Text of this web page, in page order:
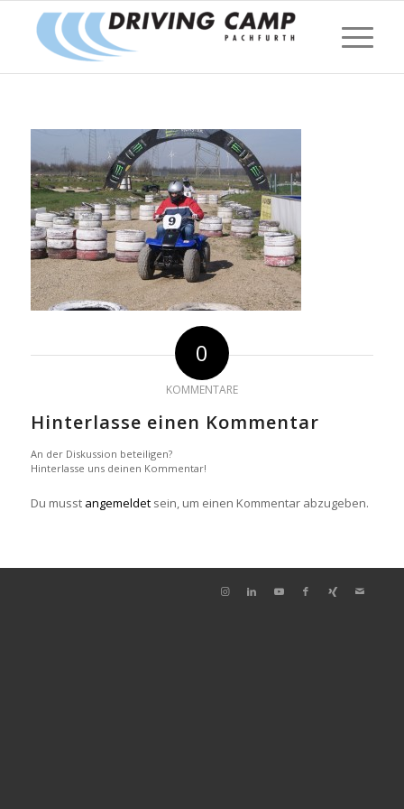
0
KOMMENTARE
Hinterlasse einen Kommentar
An der Diskussion beteiligen?
Hinterlasse uns deinen Kommentar!
Du musst angemeldetsein, um einen Kommentar abzugeben.